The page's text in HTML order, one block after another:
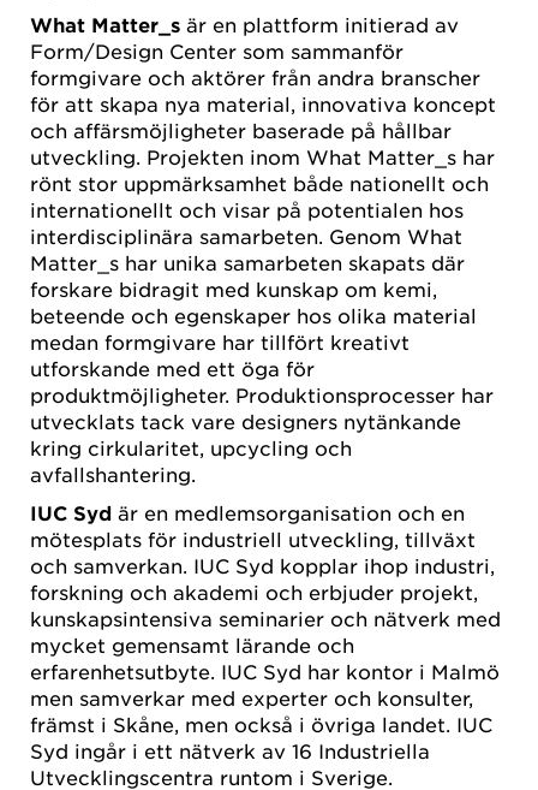
What Matter_s är en plattform initierad av
Form/Design Center som sammanför
formgivare och aktörer från andra branscher
för att skapa nya material, innovativa koncept
och affärsmöjligheter baserade på hållbar
utveckling. Projekten inom What Matter_s har
rönt stor uppmärksamhet både nationellt och
internationellt och visar på potentialen hos
interdisciplinära samarbeten. Genom What
Matter_s har unika samarbeten skapats där
forskare bidragit med kunskap om kemi,
beteende och egenskaper hos olika material
medan formgivare har tillfört kreativt
utforskande med ett öga för
produktmöjligheter. Produktionsprocesser har
utvecklats tack vare designers nytänkande
kring cirkularitet, upcycling och
avfallshantering.
IUC Syd är en medlemsorganisation och en
mötesplats för industriell utveckling, tillväxt
och samverkan. IUC Syd kopplar ihop industri,
forskning och akademi och erbjuder projekt,
kunskapsintensiva seminarier och nätverk med
mycket gemensamt lärande och
erfarenhetsutbyte. IUC Syd har kontor i Malmö
men samverkar med experter och konsulter,
främst i Skåne, men också i övriga landet. IUC
Syd ingår i ett nätverk av 16 Industriella
Utvecklingscentra runtom i Sverige.